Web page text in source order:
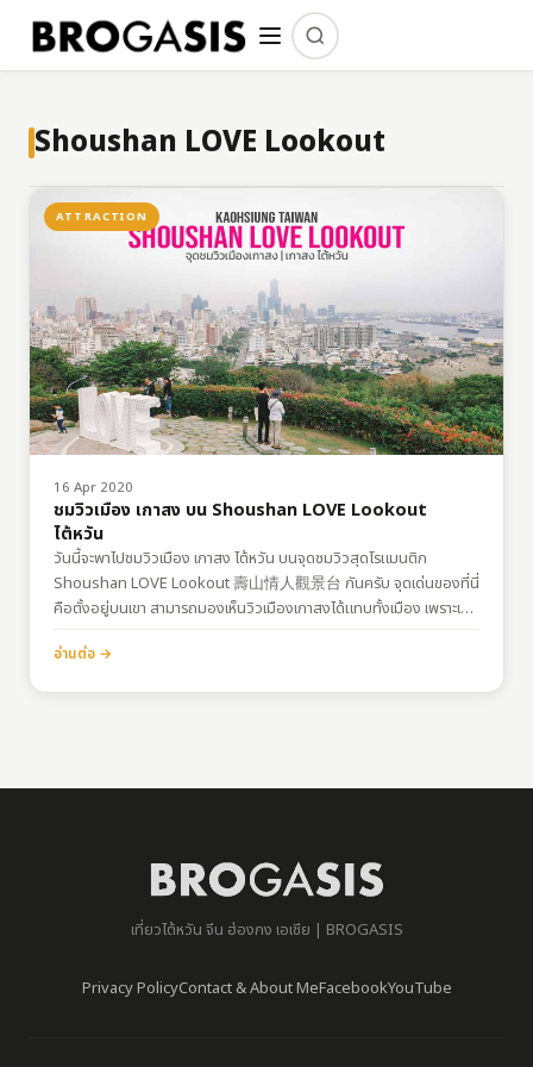
Shoushan LOVE Lookout
ATTRACTION
16 Apr 2020
ชมวิวเมือง เกาสง บน Shoushan LOVE Lookout
ไต้หวัน
วันนี้จะพาไปชมวิวเมือง เกาสง ไต้หวัน บนจุดชมวิวสุดโรแมนติก
Shoushan LOVE Lookout 壽山情人觀景台 กันครับ จุดเด่นของที่นี่
คือตั้งอยู่บนเขา สามารถมองเห็นวิวเมืองเกาสงได้แทบทั้งเมือง เพราะเกา
สงเป็นเมืองติดทะเล มีท่าเรือ มีเกาะด้านหน้า วิวเลยสวยมากๆ ?การเดิน
ทางพิกัด : https://goo.gl/maps/wrSfKgqNn8xrL66k9รถเมล์
อ่านต่อ →
เที่ยวไต้หวัน จีน ฮ่องกง เอเชีย | BROGASIS
Privacy PolicyContact & About MeFacebookYouTube